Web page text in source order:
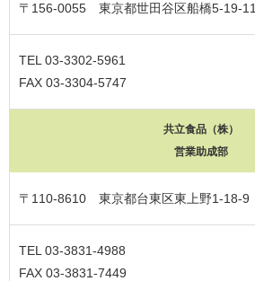
〒156-0055 東京都世田谷区船橋5-19-11
TEL 03-3302-5961
FAX 03-3304-5747
共立食品（株）
営業助成部
〒110-8610 東京都台東区東上野1-18-9
TEL 03-3831-4988
FAX 03-3831-7449